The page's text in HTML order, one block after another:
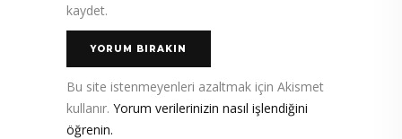
kaydet.
Bu site istenmeyenleri azaltmak için Akismet
kullanır. Yorum verilerinizin nasıl işlendiğini
öğrenin.